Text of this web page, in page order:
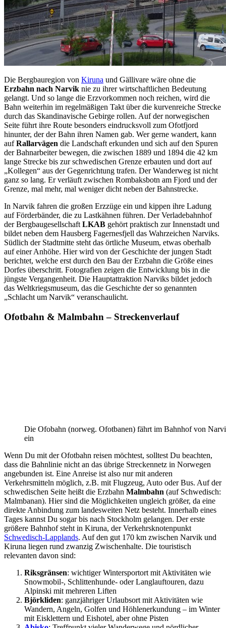
Die Bergbauregion von Kiruna und Gällivare wäre ohne die
Erzbahn nach Narvik nie zu ihrer wirtschaftlichen Bedeutung
gelangt. Und so lange die Erzvorkommen noch reichen, wird die
Bahn weiterhin im regelmäßigen Takt über die kurvenreiche Strecke
durch das Skandinavische Gebirge rollen. Auf der norwegischen
Seite führt ihre Route besonders eindrucksvoll zum Ofotfjord
hinunter, der der Bahn ihren Namen gab. Wer gerne wandert, kann
aufRallarvägen die Landschaft erkunden und sich auf den Spuren
der Bahnarbeiter bewegen, die zwischen 1889 und 1894 die 42 km
lange Strecke bis zur schwedischen Grenze erbauten und dort auf
„Kollegen“ aus der Gegenrichtung trafen. Der Wanderweg ist nicht
ganz so lang. Er verläuft zwischen Rombaksbotn am Fjord und der
Grenze, mal mehr, mal weniger dicht neben der Bahnstrecke.
In Narvik fahren die großen Erzzüge ein und kippen ihre Ladung
auf Förderbänder, die zu Lastkähnen führen. Der Verladebahnhof
der Bergbaugesellschaft LKAB gehört praktisch zur Innenstadt und
bildet neben dem Hausberg Fagernesfjell das Wahrzeichen Narviks.
Südlich der Stadtmitte steht das örtliche Museum, etwas oberhalb
auf einer Anhöhe. Hier wird von der Geschichte der jungen Stadt
berichtet, welche erst durch den Bau der Erzbahn die Größe eines
Dorfes überschritt. Fotografien zeigen die Entwicklung bis in die
jüngste Vergangenheit. Die Hauptattraktion Narviks bildet jedoch
das Weltkriegsmuseum, das die Geschichte der so genannten
„Schlacht um Narvik“ veranschaulicht.
Ofotbahn & Malmbahn – Streckenverlauf
Die Ofobahn (norweg. Ofotbanen) fährt im Bahnhof von
ein
Wenn Du mit der Ofotbahn reisen möchtest, solltest Du beachten,
dass die Bahnlinie nicht an das übrige Streckennetz in Norwegen
angebunden ist. Eine Anreise ist also nur mit anderen
Verkehrsmitteln möglich, z.B. mit Flugzeug, Auto oder Bus. Auf der
schwedischen Seite heißt die Erzbahn Malmbahn (auf Schwedisch:
Malmbanan). Hier sind die Möglichkeiten ungleich größer, da eine
direkte Anbindung zum landesweiten Netz besteht. Innerhalb eines
Tages kannst Du sogar bis nach Stockholm gelangen. Der erste
größere Bahnhof steht in Kiruna, der Verkehrsknotenpunkt
Schwedisch-Lapplands. Auf den gut 170 km zwischen Narvik und
Kiruna liegen rund zwanzig Zwischenhalte. Die touristisch
relevanten davon sind:
Riksgränsen: wichtiger Wintersportort mit Aktivitäten wie
Snowmobil-, Schlittenhunde- oder Langlauftouren, dazu
Alpinski mit mehreren Liften
Björkliden: ganzjähriger Urlaubsort mit Aktivitäten wie
Wandern, Angeln, Golfen und Höhlenerkundung – im Winter
mit Eisklettern und Eishotel, aber ohne Pisten